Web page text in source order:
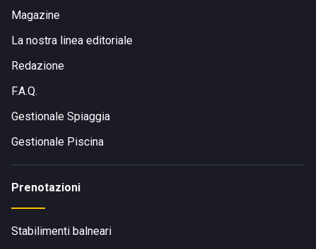
Magazine
La nostra linea editoriale
Redazione
F.A.Q.
Gestionale Spiaggia
Gestionale Piscina
Prenotazioni
Stabilimenti balneari